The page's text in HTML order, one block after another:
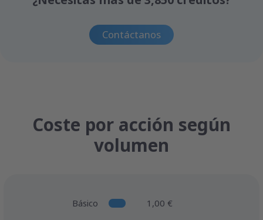
Contáctanos
Coste por acción según
volumen
Básico
1,00 €